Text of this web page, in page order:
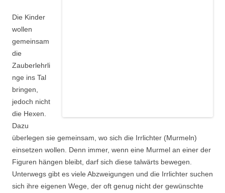
Die Kinder
wollen
gemeinsam
die
Zauberlehrli
nge ins Tal
bringen,
jedoch nicht
die Hexen.
Dazu
überlegen sie gemeinsam, wo sich die Irrlichter (Murmeln)
einsetzen wollen. Denn immer, wenn eine Murmel an einer der
Figuren hängen bleibt, darf sich diese talwärts bewegen.
Unterwegs gibt es viele Abzweigungen und die Irrlichter suchen
sich ihre eigenen Wege, der oft genug nicht der gewünschte